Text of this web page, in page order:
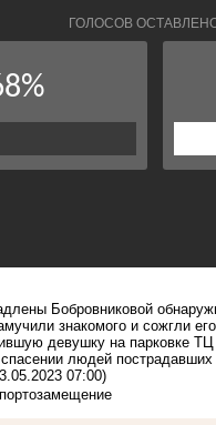
Бобровниковой
знакомого и сожгли
девушку на парковке ТЦ
людей
07:00)